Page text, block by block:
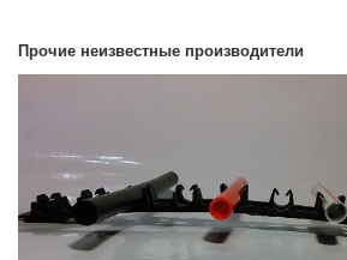
Прочие неизвестные производители